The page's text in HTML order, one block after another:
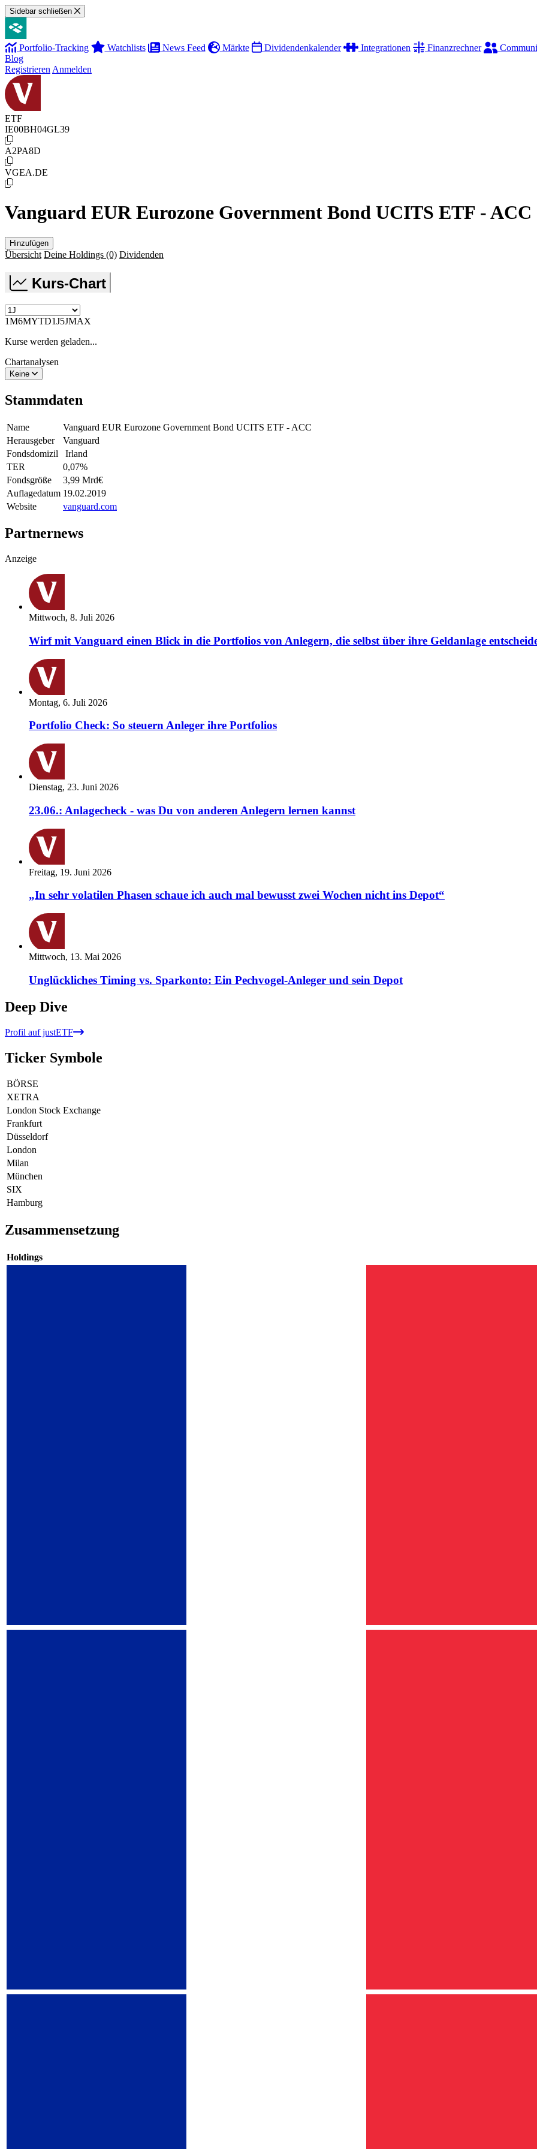
Sidebar schließen
Portfolio-Tracking Watchlists News Feed Märkte Dividendenkalender Integrationen Finanzrechner
Blog
Registrieren Anmelden
ETF
IE00BH04GL39
A2PA8D
VGEA.DE
Vanguard EUR Eurozone Government Bond UCITS ETF - ACC
Hinzufügen
Übersicht Deine Holdings (0) Dividenden
Kurs-Chart
1M6MYTD1J5JMAX
Kurse werden geladen...
Chartanalysen
Keine
Stammdaten
Name
Vanguard EUR Eurozone Government Bond UCITS ETF - ACC
Herausgeber
Vanguard
Fondsdomizil
Irland
TER
0,07%
Fondsgröße
3,99 Mrd€
Auflagedatum 19.02.2019
Website
vanguard.com
Partnernews
Anzeige
Mittwoch, 8. Juli 2026
Wirf mit Vanguard einen Blick in die Portfolios von Anlegern, die selbst über ihre Geldanlage
Montag, 6. Juli 2026
Portfolio Check: So steuern Anleger ihre Portfolios
Dienstag, 23. Juni 2026
23.06.: Anlagecheck - was Du von anderen Anlegern lernen kannst
Freitag, 19. Juni 2026
„In sehr volatilen Phasen schaue ich auch mal bewusst zwei Wochen nicht ins Depot“
Mittwoch, 13. Mai 2026
Unglückliches Timing vs. Sparkonto: Ein Pechvogel-Anleger und sein Depot
Deep Dive
Profil auf justETF
Ticker Symbole
BÖRSE
XETRA
London Stock Exchange
Frankfurt
Düsseldorf
London
Milan
München
SIX
Hamburg
Zusammensetzung
Holdings